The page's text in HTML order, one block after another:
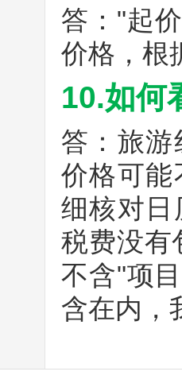
答："起
价格，根
10.如何
答：旅
价格可能
细核对日
税费没有
不含"项
含在内，